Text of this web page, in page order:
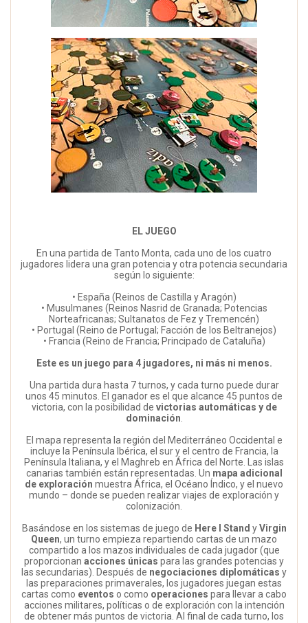
EL JUEGO
En una partida de Tanto Monta, cada uno de los cuatro
jugadores lidera una gran potencia y otra potencia secundaria
según lo siguiente:
• España (Reinos de Castilla y Aragón)
• Musulmanes (Reinos Nasrid de Granada; Potencias
Norteafricanas; Sultanatos de Fez y Tremencén)
• Portugal (Reino de Portugal; Facción de los Beltranejos)
• Francia (Reino de Francia; Principado de Cataluña)
Este es un juego para 4 jugadores, ni más ni menos.
Una partida dura hasta 7 turnos, y cada turno puede durar
unos 45 minutos. El ganador es el que alcance 45 puntos de
victoria, con la posibilidad de victorias automáticas y de
dominación.
El mapa representa la región del Mediterráneo Occidental e
incluye la Península Ibérica, el sur y el centro de Francia, la
Península Italiana, y el Maghreb en África del Norte. Las islas
canarias también están representadas. Un mapa adicional
de exploración muestra África, el Océano Índico, y el nuevo
mundo – donde se pueden realizar viajes de exploración y
colonización.
Basándose en los sistemas de juego de Here I Stand yVirgin
Queen, un turno empieza repartiendo cartas de un mazo
compartido a los mazos individuales de cada jugador (que
proporcionan acciones únicas para las grandes potencias y
las secundarias). Después de negociaciones diplomáticas y
las preparaciones primaverales, los jugadores juegan estas
cartas como eventos o como operaciones para llevar a cabo
acciones militares, políticas o de exploración con la intención
de obtener más puntos de victoria. Al final de cada turno, los